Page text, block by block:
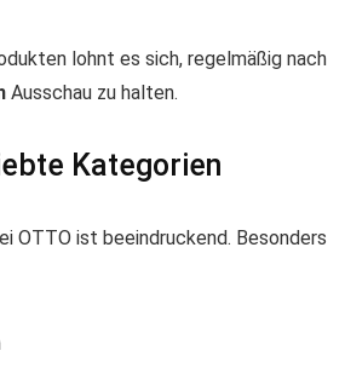
lohnt es sich, regelmäßig nach
Ausschau zu halten.
Kategorien
OTTO ist beeindruckend. Besonders